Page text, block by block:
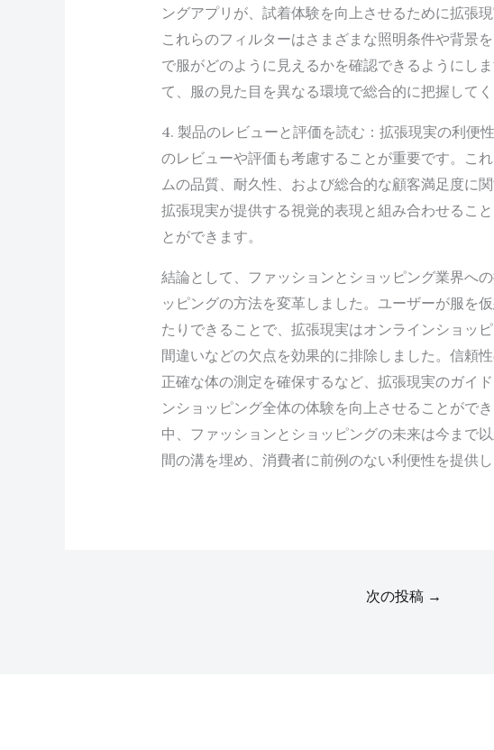
ングアプリが、試着体験を向上させるために拡張
これらのフィルターはさまざまな照明条件や背景
で服がどのように見えるかを確認できるようにし
て、服の見た目を異なる環境で総合的に把握してく
4. 製品のレビューと評価を読む：拡張現実の利便
のレビューや評価も考慮することが重要です。こ
ムの品質、耐久性、および総合的な顧客満足度に
拡張現実が提供する視覚的表現と組み合わせるこ
とができます。
結論として、ファッションとショッピング業界へ
ッピングの方法を変革しました。ユーザーが服を
たりできることで、拡張現実はオンラインショッ
間違いなどの欠点を効果的に排除しました。信頼
正確な体の測定を確保するなど、拡張現実のガイ
ンショッピング全体の体験を向上させることがで
中、ファッションとショッピングの未来は今まで
間の溝を埋め、消費者に前例のない利便性を提供し
次の投稿 →